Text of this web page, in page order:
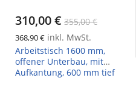
310,00 € 355,00 €
368,90 € inkl. MwSt.
Arbeitstisch 1600 mm,
offener Unterbau, mit
Aufkantung, 600 mm tief